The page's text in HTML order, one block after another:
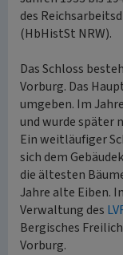
des
(HbHistSt NRW).
Das Schloss
Vorburg. Das
umgeben. Im
und wurde später
Ein weitläufiger
sich dem
die ältesten
Jahre alte Eiben.
Verwaltung des
Bergisches
Vorburg.